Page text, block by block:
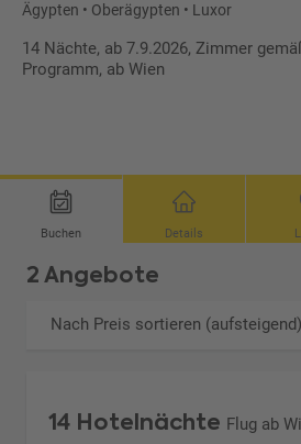
Ägypten • Oberägypten • Luxor
14 Nächte, ab 7.9.2026, Zimmer
Programm, ab Wien
Buchen Details
2 Angebote
Nach Preis sortieren (aufsteigend)
14 Hotelnächte Flug ab